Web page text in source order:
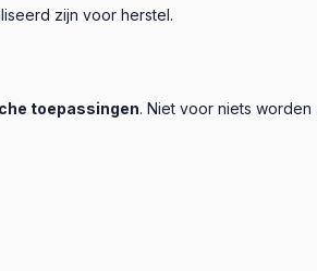
zijn voor herstel.
toepassingen. Niet voor niets worden